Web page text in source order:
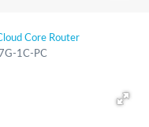
Core Router
1C-PC